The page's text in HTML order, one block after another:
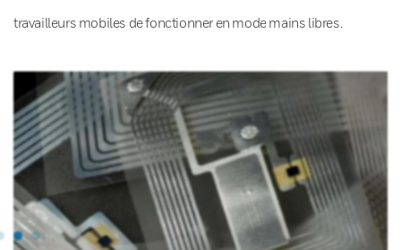
travailleurs mobiles de fonctionner en mode mains libres.